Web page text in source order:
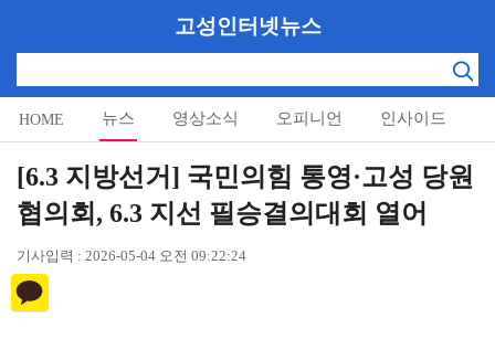
고성인터넷뉴스
HOME 뉴스 영상소식 오피니언 인사이드
알림마당
[6.3 지방선거] 국민의힘 통영·고성 당원
협의회, 6.3 지선 필승결의대회 열어
기사입력 : 2026-05-04 오전 09:22:24